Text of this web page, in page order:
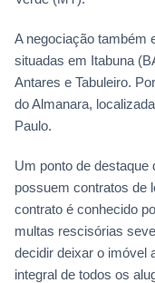
A negociação também
situadas em Itabuna
Antares e Tabuleiro.
do Almanara,
Paulo.
Um ponto de destaque
possuem contratos de
contrato é conhecido
multas rescisórias
decidir deixar o imóvel
integral de todos os